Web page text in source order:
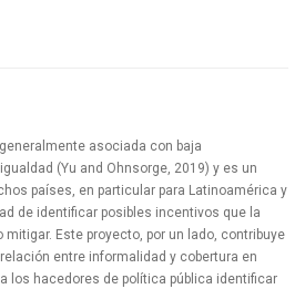
asociada con baja
(Yu and Ohnsorge, 2019) y es un
países, en particular para Latinoamérica y
de identificar posibles incentivos que la
mitigar. Este proyecto, por un lado, contribuye
entre informalidad y cobertura en
los hacedores de política pública identificar